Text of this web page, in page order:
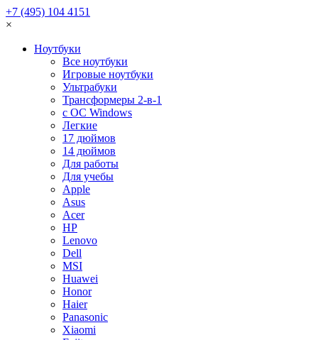
+7 (495) 104 4151
×
Ноутбуки
Все ноутбуки
Игровые ноутбуки
Ультрабуки
Трансформеры 2-в-1
с ОС Windows
Легкие
17 дюймов
14 дюймов
Для работы
Для учебы
Apple
Asus
Acer
HP
Lenovo
Dell
MSI
Huawei
Honor
Haier
Panasonic
Xiaomi